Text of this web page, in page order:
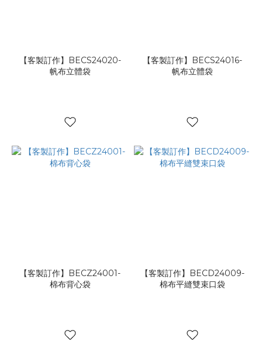
【客製訂作】BECS24020-
帆布立體袋
【客製訂作】BECS24016-
帆布立體袋
【客製訂作】BECZ24001-
棉布背心袋
【客製訂作】BECD24009-
棉布平縫雙束口袋